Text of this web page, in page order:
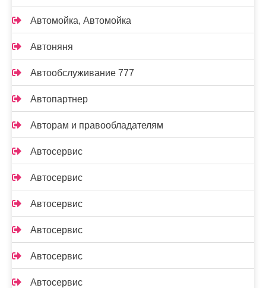
Автомойка, Автомойка
Автоняня
Автообслуживание 777
Автопартнер
Авторам и правообладателям
Автосервис
Автосервис
Автосервис
Автосервис
Автосервис
Автосервис